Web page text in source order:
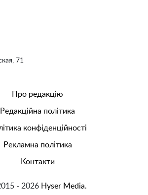
71
Про редакцію
Редакційна політика
конфіденційності
Рекламна політика
Контакти
- 2026 Hyser Media.